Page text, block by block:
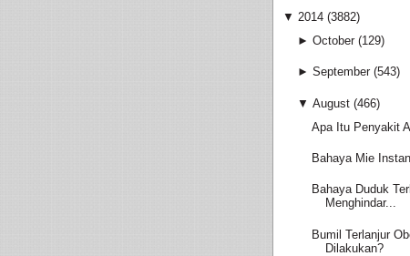
▼ 2014 (3882)
► October (129)
► September (543)
▼ August (466)
Apa Itu Penyakit
Bahaya Mie
Bahaya Duduk
Menghindar...
Bumil Terlanjur
Dilakukan?